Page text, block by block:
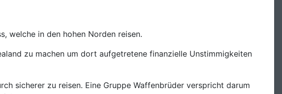
welche in den hohen Norden reisen.
zu machen um dort aufgetretene finanzielle Unstimmigkeiten
sicherer zu reisen. Eine Gruppe Waffenbrüder verspricht darum